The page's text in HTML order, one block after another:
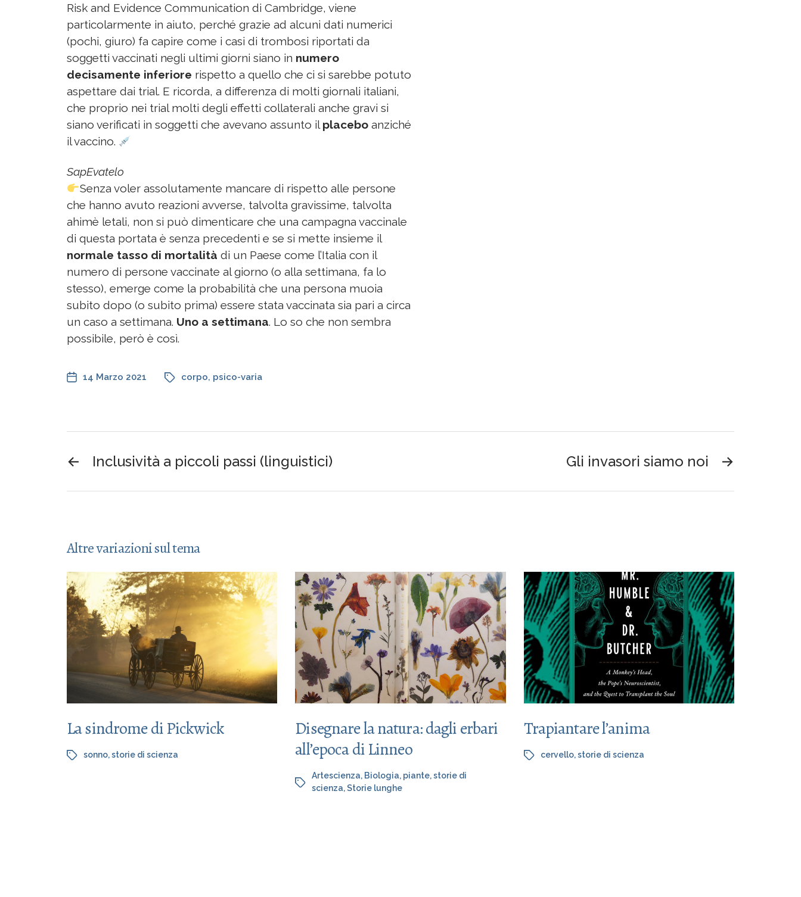
Risk and Evidence Communication di Cambridge, viene
particolarmente in aiuto, perché grazie ad alcuni dati numerici
(pochi, giuro) fa capire come i casi di trombosi riportati da
soggetti vaccinati negli ultimi giorni siano in numero
decisamente inferiore rispetto a quello che ci si sarebbe potuto
aspettare dai trial. E ricorda, a differenza di molti giornali italiani,
che proprio nei trial molti degli effetti collaterali anche gravi si
siano verificati in soggetti che avevano assunto il placebo anziché
il vaccino.
SapEvatelo
Senza voler assolutamente mancare di rispetto alle persone
che hanno avuto reazioni avverse, talvolta gravissime, talvolta
ahimè letali, non si può dimenticare che una campagna vaccinale
di questa portata è senza precedenti e se si mette insieme il
normale tasso di mortalità di un Paese come l’Italia con il
numero di persone vaccinate al giorno (o alla settimana, fa lo
stesso), emerge come la probabilità che una persona muoia
subito dopo (o subito prima) essere stata vaccinata sia pari a circa
un caso a settimana. Uno a settimana. Lo so che non sembra
possibile, però è così.
14 Marzo 2021 corpo, psico-varia
← Inclusività a piccoli passi (linguistici) →
Gli invasori siamo noi
Altre variazioni sul tema
La sindrome di Pickwick
sonno,storie di scienza
Disegnare la natura: dagli erbari
all’epoca di Linneo
Artescienza, Biologia, piante,storie di
scienza,Storie lunghe
Trapiantare l’anima
cervello,storie di scienza